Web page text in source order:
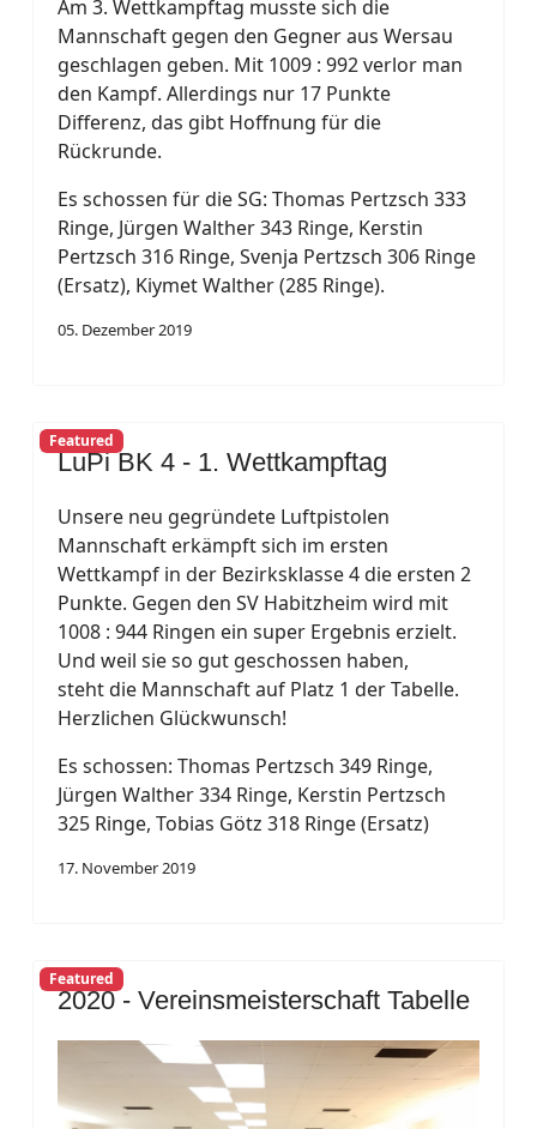
Am 3. Wettkampftag musste sich die
Mannschaft gegen den Gegner aus Wersau
geschlagen geben. Mit 1009 : 992 verlor man
den Kampf. Allerdings nur 17 Punkte
Differenz, das gibt Hoffnung für die
Rückrunde.
Es schossen für die SG: Thomas Pertzsch 333
Ringe, Jürgen Walther 343 Ringe, Kerstin
Pertzsch 316 Ringe, Svenja Pertzsch 306 Ringe
(Ersatz), Kiymet Walther (285 Ringe).
05. Dezember 2019
Featured
LuPi BK 4 - 1. Wettkampftag
Unsere neu gegründete Luftpistolen
Mannschaft erkämpft sich im ersten
Wettkampf in der Bezirksklasse 4 die ersten 2
Punkte. Gegen den SV Habitzheim wird mit
1008 : 944 Ringen ein super Ergebnis erzielt.
Und weil sie so gut geschossen haben,
steht die Mannschaft auf Platz 1 der Tabelle.
Herzlichen Glückwunsch!
Es schossen: Thomas Pertzsch 349 Ringe,
Jürgen Walther 334 Ringe, Kerstin Pertzsch
325 Ringe, Tobias Götz 318 Ringe (Ersatz)
17. November 2019
Featured
2020 - Vereinsmeisterschaft Tabelle